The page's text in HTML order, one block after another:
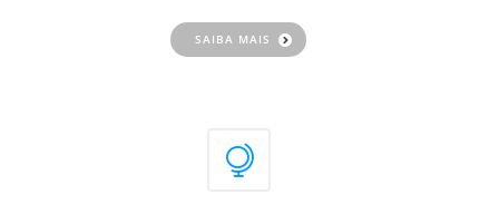
SAIBA MAIS